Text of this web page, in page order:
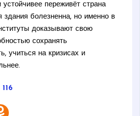
переживёт страна
здания болезненна, но именно в
доказывают свою
сохранять
учиться на кризисах и
116